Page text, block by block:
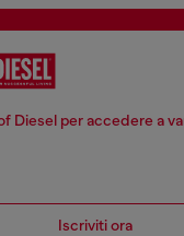
Diesel per accedere a
Iscriviti ora